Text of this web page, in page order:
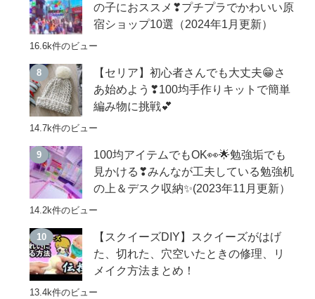
の子におススメ❣プチプラでかわいい原
宿ショップ10選（2024年1月更新）
16.6k件のビュー
【セリア】初心者さんでも大丈夫😁さ
あ始めよう❣100均手作りキットで簡単
編み物に挑戦💕
14.7k件のビュー
100均アイテムでもOK👀🌟勉強垢でも
見かける❣みんなが工夫している勉強机
の上＆デスク収納✨(2023年11月更新）
14.2k件のビュー
【スクイーズDIY】スクイーズがはげ
た、切れた、穴空いたときの修理、リ
メイク方法まとめ！
13.4k件のビュー